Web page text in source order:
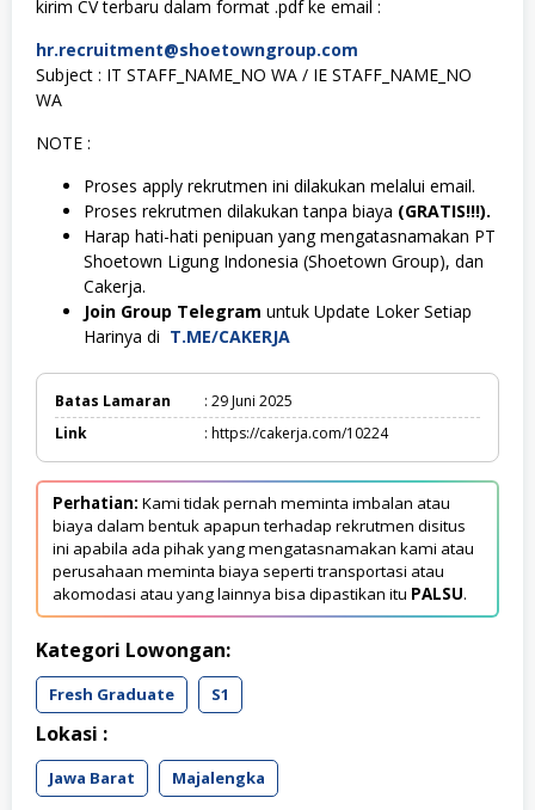
kirim CV terbaru dalam format .pdf ke email :
hr.recruitment@shoetowngroup.com
Subject : IT STAFF_NAME_NO WA / IE STAFF_NAME_NO
WA
NOTE :
Proses apply rekrutmen ini dilakukan melalui email.
Proses rekrutmen dilakukan tanpa biaya (GRATIS!!!).
Harap hati-hati penipuan yang mengatasnamakan PT
Shoetown Ligung Indonesia (Shoetown Group), dan
Cakerja.
Join Group Telegram untuk Update Loker Setiap
Harinya di T.ME/CAKERJA
Batas Lamaran
: 29 Juni 2025
Link
: https://cakerja.com/10224
Perhatian: Kami tidak pernah meminta imbalan atau
biaya dalam bentuk apapun terhadap rekrutmen disitus
ini apabila ada pihak yang mengatasnamakan kami atau
perusahaan meminta biaya seperti transportasi atau
akomodasi atau yang lainnya bisa dipastikan itu PALSU.
Kategori Lowongan:
Fresh Graduate S1
Lokasi :
Jawa Barat Majalengka